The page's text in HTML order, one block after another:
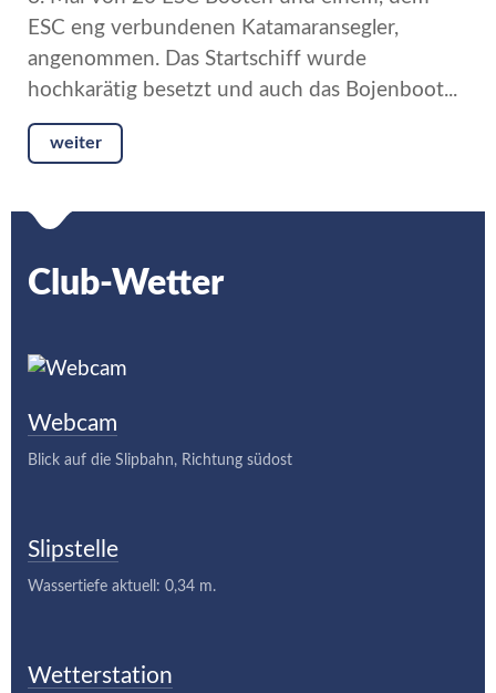
ESC eng verbundenen Katamaransegler,
angenommen. Das Startschiff wurde
hochkarätig besetzt und auch das Bojenboot...
weiter
Club-Wetter
Webcam
Blick auf die Slipbahn, Richtung südost
Slipstelle
Wassertiefe aktuell: 0,34 m.
Wetterstation